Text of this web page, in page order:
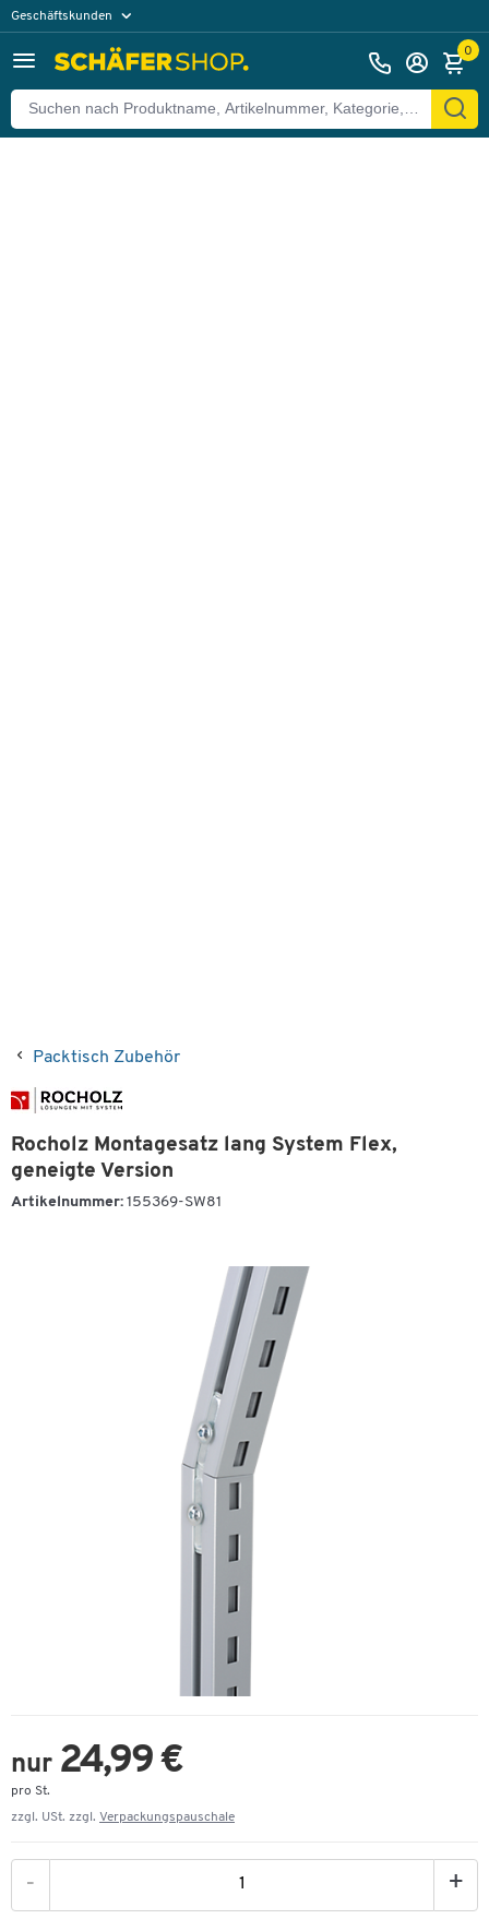
Geschäftskunden
0
Packtisch Zubehör
Rocholz Montagesatz lang System Flex,
geneigte Version
Artikelnummer: 155369-SW81
nur 24,99 €
pro St.
zzgl. USt. zzgl. Verpackungspauschale
- +
Zurück